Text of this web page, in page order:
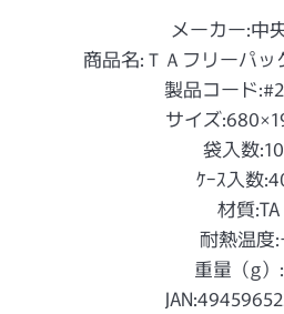
メーカー:中
商品名:ＴＡフリーパ
製品コード
サイズ
袋入数
ｹｰｽ入数
材質:TA
耐熱温度:
重量（g）